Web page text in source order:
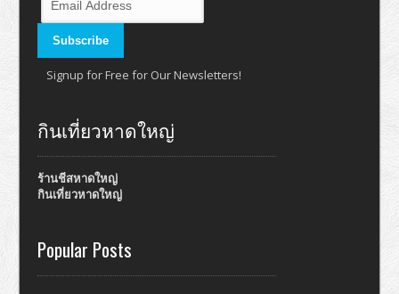
Signup for Free for Our Newsletters!
กินเที่ยวหาดใหญ่
ร้านชีสหาดใหญ่
กินเที่ยวหาดใหญ่
Popular Posts